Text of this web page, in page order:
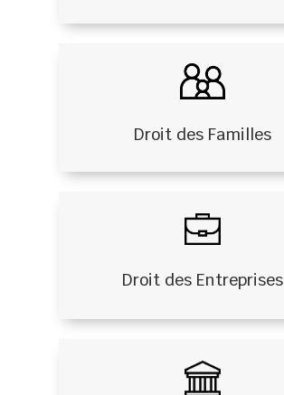
Droit des Familles
Droit des Entreprises